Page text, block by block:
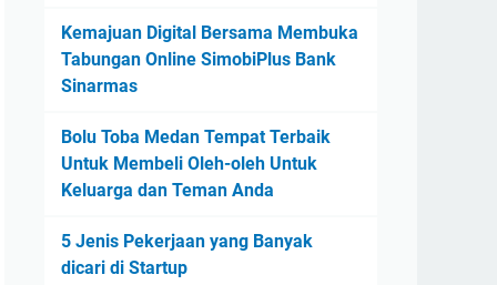
Kemajuan Digital Bersama Membuka
Tabungan Online SimobiPlus Bank
Sinarmas
Bolu Toba Medan Tempat Terbaik
Untuk Membeli Oleh-oleh Untuk
Keluarga dan Teman Anda
5 Jenis Pekerjaan yang Banyak
dicari di Startup